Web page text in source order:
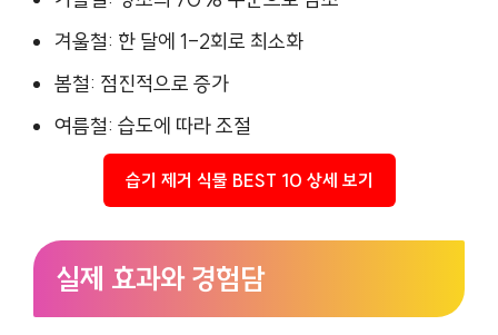
겨울철: 한 달에 1-2회로 최소화
봄철: 점진적으로 증가
여름철: 습도에 따라 조절
습기 제거 식물 BEST 10 상세 보기
실제 효과와 경험담